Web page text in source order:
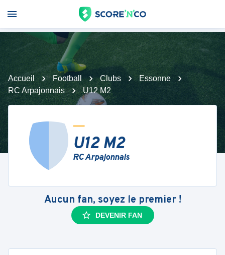
Accueil Football Clubs
Essonne
RC Arpajonnais
U12 M2
U12 M2
RC Arpajonnais
Aucun fan, soyez le premier !
DEVENIR FAN